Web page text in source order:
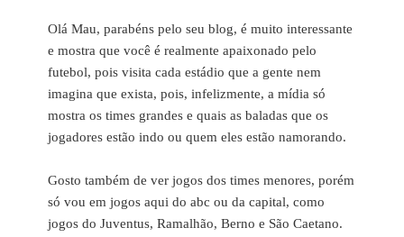
Olá Mau, parabéns pelo seu blog, é muito interessante
e mostra que você é realmente apaixonado pelo
futebol, pois visita cada estádio que a gente nem
imagina que exista, pois, infelizmente, a mídia só
mostra os times grandes e quais as baladas que os
jogadores estão indo ou quem eles estão namorando.
Gosto também de ver jogos dos times menores, porém
só vou em jogos aqui do abc ou da capital, como
jogos do Juventus, Ramalhão, Berno e São Caetano.